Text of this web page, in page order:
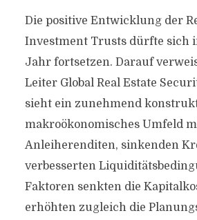
Die positive Entwicklung der
Investment Trusts dürfte sich
Jahr fortsetzen. Darauf
Leiter Global Real Estate
sieht ein zunehmend
makroökonomisches Umfeld
Anleiherenditen, sinkenden
verbesserten
Faktoren senkten die
erhöhten zugleich die